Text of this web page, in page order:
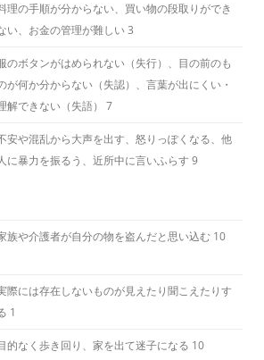
理の手順が分からない、買い物の段取りができ
い、お金の管理が難しい3
のボタンがはめられない（失行）、目の前のも
が何か分からない（失認）、言葉が出にくい・
解できない（失語） 7
安や混乱から大声を出す、怒りっぽくなる、他
に暴力を振るう、近所中に言いふらす 9
族や介護者が自分の物を盗んだと思い込む 10
際には存在しないものが見えたり聞こえたりす
1
的なく歩き回り、家を出て迷子になる 10